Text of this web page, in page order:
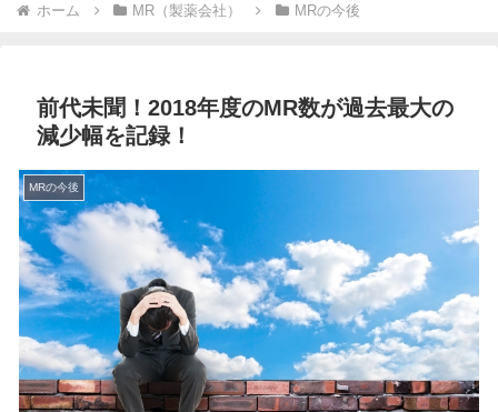
ホーム MR（製薬会社） MRの今後
前代未聞！2018年度のMR数が過去最大の
減少幅を記録！
MRの今後